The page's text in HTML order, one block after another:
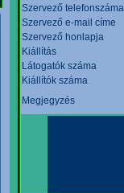
Szervező telefonszáma
Szervező e-mail címe
Szervező honlapja
Kiállítás
Látogatók száma
Kiállítók száma
Megjegyzés